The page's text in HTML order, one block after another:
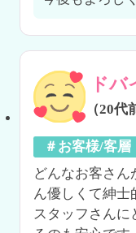
ド
（20代
＃お客様/客層
どんなお客さん
ん優しくて紳士
スタッフさんに